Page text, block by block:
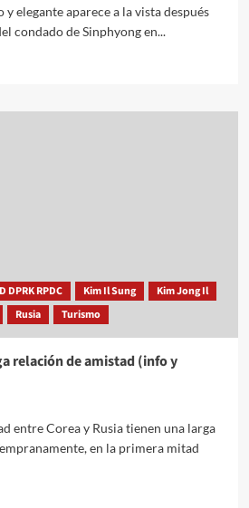
elegante aparece a la vista después
condado de Sinphyong en...
DPRK RPDC Kim Il Sung
Kim Jong Il
Rusia Turismo
relación de amistad (info y
entre Corea y Rusia tienen una larga
en la primera mitad